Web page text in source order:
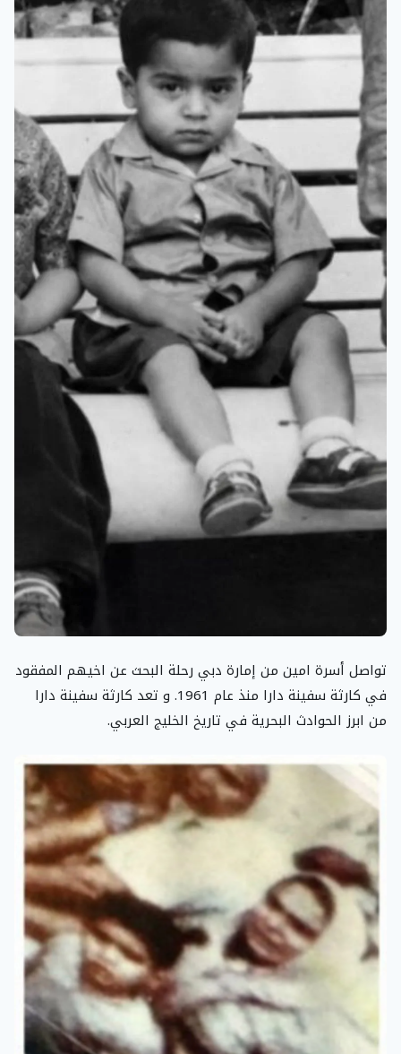
تواصل أسرة امين من إمارة دبي رحلة البحث عن اخيهم المفقود
في كارثة سفينة دارا منذ عام 1961. و تعد كارثة سفينة دارا
من ابرز الحوادث البحرية في تاريخ الخليج العربي.